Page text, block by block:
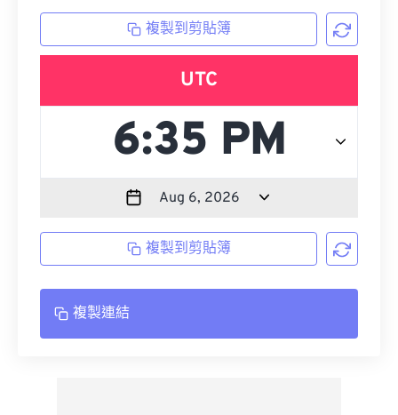
複製到剪貼簿
UTC
複製到剪貼簿
複製連結